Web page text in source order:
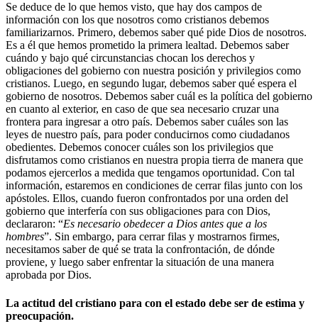
Se deduce de lo que hemos visto, que hay dos campos de
información con los que nosotros como cristianos debemos
familiarizarnos. Primero, debemos saber qué pide Dios de nosotros.
Es a él que hemos prometido la primera lealtad. Debemos saber
cuándo y bajo qué circunstancias chocan los derechos y
obligaciones del gobierno con nuestra posición y privilegios como
cristianos. Luego, en segundo lugar, debemos saber qué espera el
gobierno de nosotros. Debemos saber cuál es la política del gobierno
en cuanto al exterior, en caso de que sea necesario cruzar una
frontera para ingresar a otro país. Debemos saber cuáles son las
leyes de nuestro país, para poder conducirnos como ciudadanos
obedientes. Debemos conocer cuáles son los privilegios que
disfrutamos como cristianos en nuestra propia tierra de manera que
podamos ejercerlos a medida que tengamos oportunidad. Con tal
información, estaremos en condiciones de cerrar filas junto con los
apóstoles. Ellos, cuando fueron confrontados por una orden del
gobierno que interfería con sus obligaciones para con Dios,
declararon: “Es necesario obedecer a Dios antes que a los
hombres”. Sin embargo, para cerrar filas y mostrarnos firmes,
necesitamos saber de qué se trata la confrontación, de dónde
proviene, y luego saber enfrentar la situación de una manera
aprobada por Dios.
La actitud del cristiano para con el estado debe ser de estima y
preocupación.